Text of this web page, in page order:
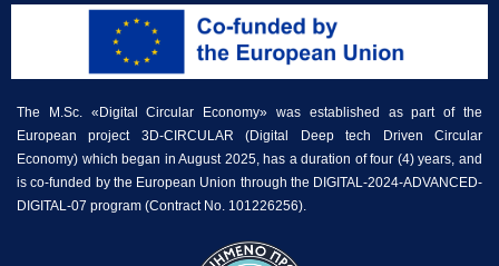
The M.Sc. «Digital Circular Economy» was established as part of the
European project 3D-CIRCULAR (Digital Deep tech Driven Circular
Economy) which began in August 2025, has a duration of four (4) years, and
is co-funded by the European Union through the DIGITAL-2024-ADVANCED-
DIGITAL-07 program (Contract No. 101226256).